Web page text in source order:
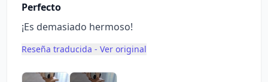
Perfecto
¡Es demasiado hermoso!
Reseña traducida - Ver original